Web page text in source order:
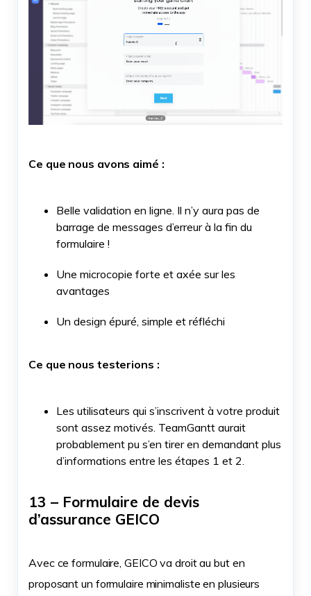
Ce que nous avons aimé :
Belle validation en ligne. Il n’y aura pas de
barrage de messages d’erreur à la fin du
formulaire !
Une microcopie forte et axée sur les
avantages
Un design épuré, simple et réfléchi
Ce que nous testerions :
Les utilisateurs qui s’inscrivent à votre produit
sont assez motivés. TeamGantt aurait
probablement pu s’en tirer en demandant plus
d’informations entre les étapes 1 et 2.
13 – Formulaire de devis
d’assurance GEICO
Avec ce formulaire, GEICO va droit au but en
proposant un formulaire minimaliste en plusieurs